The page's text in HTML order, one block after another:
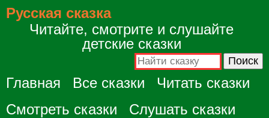
Русская сказка
Читайте, смотрите и слушайте
детские сказки
Главная Все сказки
Читать сказки
Смотреть сказки
Слушать сказки